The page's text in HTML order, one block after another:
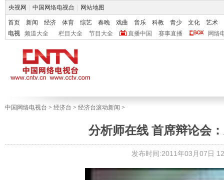
央视网 中国网络电视台 网站地图
首页 新闻 经济 体育 综艺 春晚 戏曲 音乐 科教 青少 文化
艺术
电视
频道大全 栏目大全 节目大全 直播中国 赛事直播 网络
中国网络电视台 > 经济台 > 经济台滚动新闻 >
分析师在线 首席辩论会
发布时间:2011年03月07日